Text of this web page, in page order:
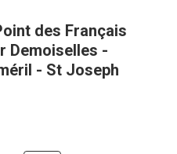
des Français
Demoiselles -
- St Joseph